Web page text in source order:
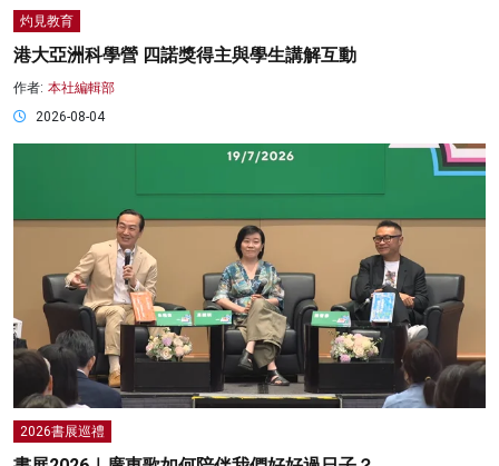
灼見教育
港大亞洲科學營 四諾獎得主與學生講解互動
作者: 本社編輯部
2026-08-04
2026書展巡禮